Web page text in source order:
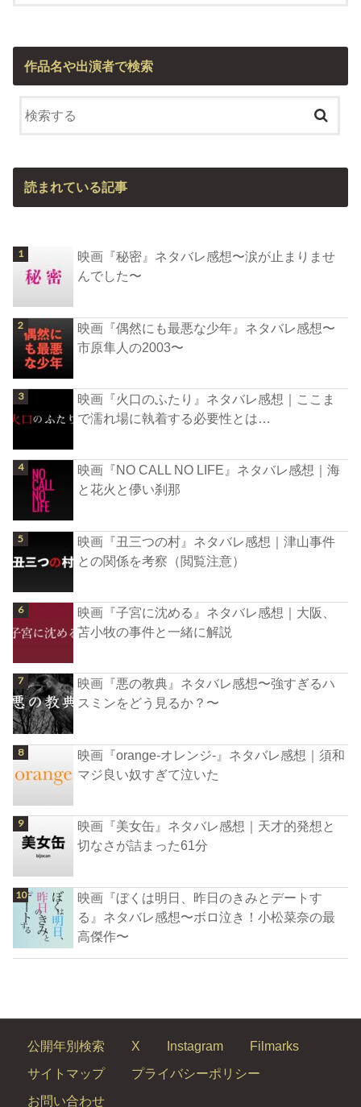
作品名や出演者で検索
読まれている記事
映画『秘密』ネタバレ感想〜涙が止まりませ
んでした〜
映画『偶然にも最悪な少年』ネタバレ感想〜
市原隼人の2003〜
映画『火口のふたり』ネタバレ感想｜ここま
で濡れ場に執着する必要性とは…
映画『NO CALL NO LIFE』ネタバレ感想｜海
と花火と儚い刹那
映画『丑三つの村』ネタバレ感想｜津山事件
との関係を考察（閲覧注意）
映画『子宮に沈める』ネタバレ感想｜大阪、
苫小牧の事件と一緒に解説
映画『悪の教典』ネタバレ感想〜強すぎるハ
スミンをどう見るか？〜
映画『orange-オレンジ-』ネタバレ感想｜須和
マジ良い奴すぎて泣いた
映画『美女缶』ネタバレ感想｜天才的発想と
切なさが詰まった61分
映画『ぼくは明日、昨日のきみとデートす
る』ネタバレ感想〜ボロ泣き！小松菜奈の最
高傑作〜
公開年別検索 X Instagram
Filmarks
サイトマップ
プライバシーポリシー
お問い合わせ